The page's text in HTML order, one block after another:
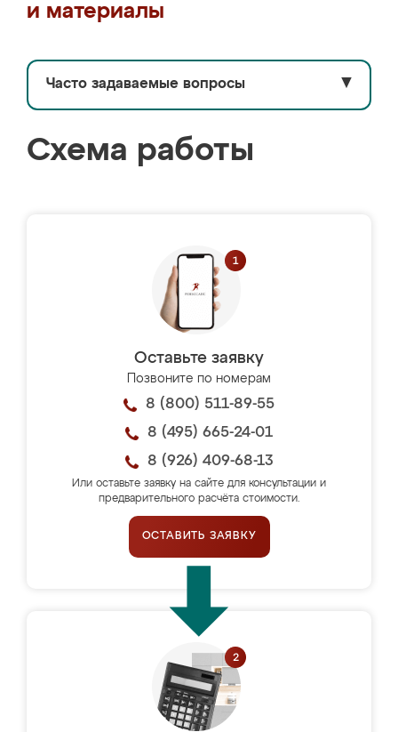
и материалы
Часто задаваемые вопросы ▼
Схема работы
Оставьте заявку
Позвоните по номерам
8 (800) 511-89-55
8 (495) 665-24-01
8 (926) 409-68-13
Или оставьте заявку на сайте для консультации и
предварительного расчёта стоимости.
ОСТАВИТЬ ЗАЯВКУ